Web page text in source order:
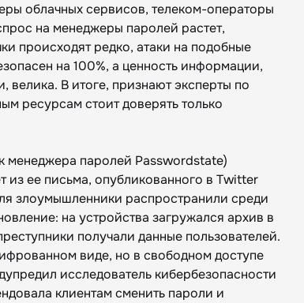
облачных сервисов, телеком-операторы
на менеджеры паролей растет,
происходят редко, атаки на подобные
на 100%, а ценность информации,
велика. В итоге, признают эксперты по
ресурсам стоит доверять только
менеджера паролей Passwordstate)
из ее письма, опубликованного в Twitter
злоумышленники распространили среди
на устройства загружался архив в
получали данные пользователей.
виде, но в свободном доступе
исследователь кибербезопасности
клиентам сменить пароли и